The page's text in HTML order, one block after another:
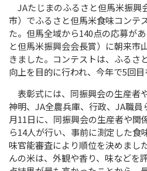
JAたじまのふるさと但馬米振興
市）でふるさと但馬米食味コンテ
た。但馬全域から140点の応募が
と但馬米振興会会長賞）に朝来市
きました。コンテストは、ふるさ
向上を目的に行われ、今年で5回目
表彰式には、同振興会の生産者
神明、 JA全農兵庫、行政、 JA職員
月11日に、同振興会の生産者や関
ら14人が行い、事前に測定した食
味官能審査により順位を決めまし
んの米は、外観や香り、味などを